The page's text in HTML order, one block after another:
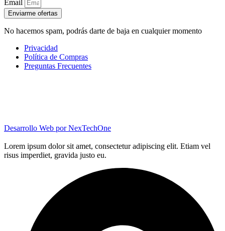
Email
Enviarme ofertas
No hacemos spam, podrás darte de baja en cualquier momento
Privacidad
Política de Compras
Preguntas Frecuentes
Desarrollo Web porNexTechOne
Lorem ipsum dolor sit amet, consectetur adipiscing elit. Etiam vel
risus imperdiet, gravida justo eu.